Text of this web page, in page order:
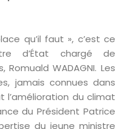
qu’il faut », c’est ce
d’État chargé de
WADAGNI. Les
jamais connues dans
l’amélioration du climat
du Président Patrice
du jeune ministre